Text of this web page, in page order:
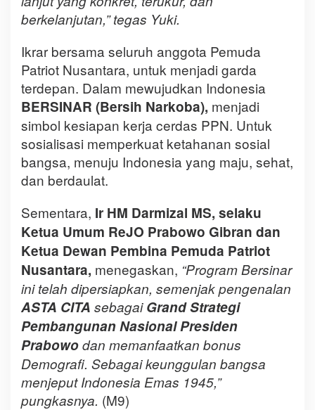
berkelanjutan,” tegas Yuki.
Ikrar bersama seluruh anggota Pemuda
Patriot Nusantara, untuk menjadi garda
terdepan. Dalam mewujudkan Indonesia
BERSINAR (Bersih Narkoba), menjadi
simbol kesiapan kerja cerdas PPN. Untuk
sosialisasi memperkuat ketahanan sosial
bangsa, menuju Indonesia yang maju, sehat,
dan berdaulat.
Sementara, Ir HM Darmizal MS, selaku
Ketua Umum ReJO Prabowo Gibran dan
Ketua Dewan Pembina Pemuda Patriot
Nusantara, menegaskan, “Program Bersinar
ini telah dipersiapkan, semenjak pengenalan
ASTA CITA sebagaiGrand Strategi
Pembangunan Nasional Presiden
Prabowodan memanfaatkan bonus
Demografi. Sebagai keunggulan bangsa
menjeput Indonesia Emas 1945,”
pungkasnya. (M9)